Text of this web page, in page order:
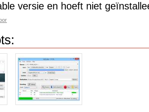
versie en hoeft niet